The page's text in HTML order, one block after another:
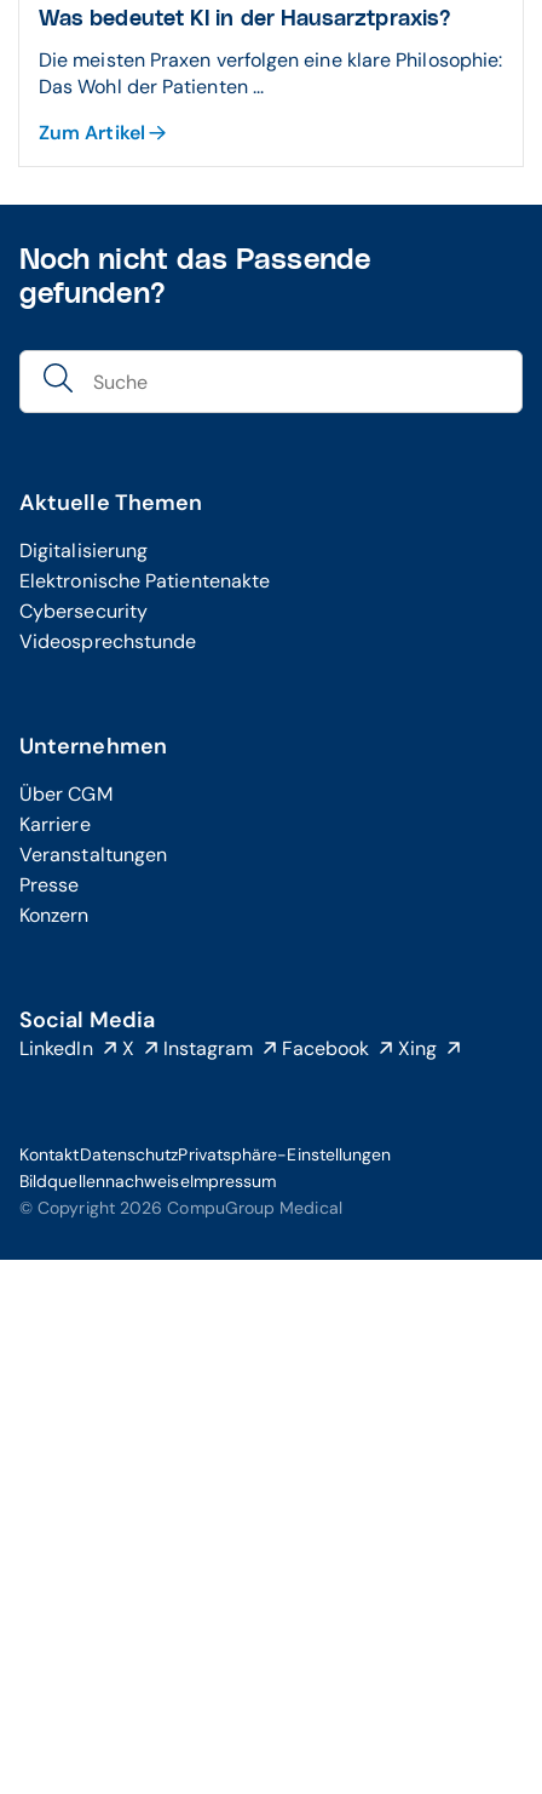
Was bedeutet KI in der Hausarztpraxis?
Die meisten Praxen verfolgen eine klare Philosophie:
Das Wohl der Patienten ...
Zum Artikel
Noch nicht das Passende
gefunden?
Aktuelle Themen
Digitalisierung
Elektronische Patientenakte
Cybersecurity
Videosprechstunde
Unternehmen
Über CGM
Karriere
Veranstaltungen
Presse
Konzern
Social Media
LinkedIn X Instagram Facebook Xing
© Copyright 2026 CompuGroup Medical
KontaktDatenschutzPrivatsphäre-Einstellungen
BildquellennachweiseImpressum